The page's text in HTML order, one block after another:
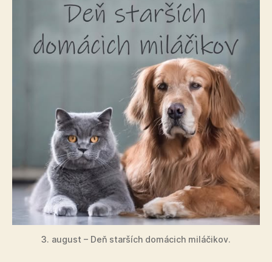
3. august – Deň starších domácich miláčikov.